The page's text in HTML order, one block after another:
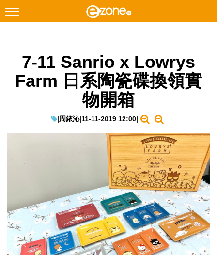
Facebook Instagram
科技焦點
教學評測
Enterprise Digital Transformation
特集
7-11 Sanrio x Lowrys
Farm 日系陶瓷碟換領實
物開箱
|周銥沁|11-11-2019 12:00|